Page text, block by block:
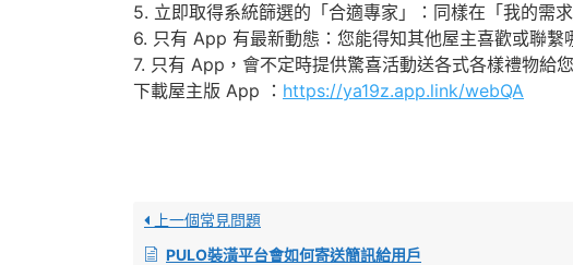
5. 立即取得系統篩選的「合適專家」：同樣在「我的需
6. 只有 App 有最新動態：您能得知其他屋主喜歡或聯繫
7. 只有 App，會不定時提供驚喜活動送各式各樣禮物給您
下載屋主版 App ： https://ya19z.app.link/webQA
上一個常見問題
PULO裝潢平台會如何寄送簡訊給用戶